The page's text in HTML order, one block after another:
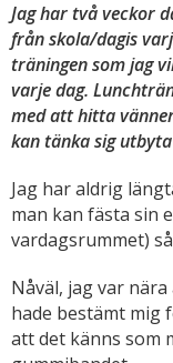
Jag har två veckor
från skola/dagis
träningen som jag
varje dag.
med att hitta
kan tänka sig
Jag har aldrig
man kan fästa sin
vardagsrummet)
Nåväl, jag var
hade bestämt mig
att det känns som